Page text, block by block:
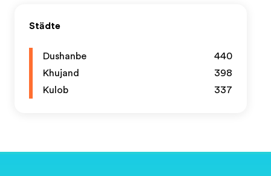
Städte
Dushanbe
440
Khujand
398
Kulob
337